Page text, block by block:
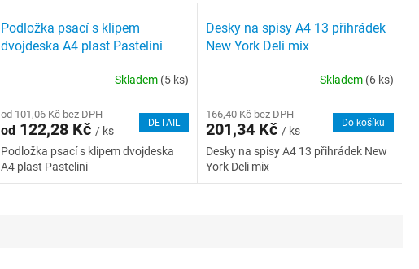
Podložka psací s klipem
dvojdeska A4 plast Pastelini
Skladem (5 ks)
od 101,06 Kč bez DPH
od122,28 Kč / ks
DETAIL
Podložka psací s klipem dvojdeska
A4 plast Pastelini
Desky na spisy A4 13 přihrádek
New York Deli mix
Skladem (6 ks)
166,40 Kč bez DPH
201,34 Kč / ks
Do košíku
Desky na spisy A4 13 přihrádek New
York Deli mix